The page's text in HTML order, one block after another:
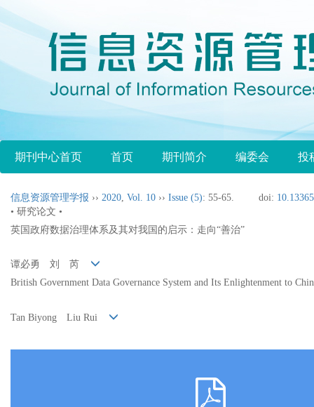
期刊中心首页 首页 期刊简介 编委会 投
信息资源管理学报 ›› 2020, Vol. 10 ›› Issue (5): 55-65. doi:
• 研究论文 •
英国政府数据治理体系及其对我国的启示：走向“善治”
谭必勇 刘 芮
British Government Data Governance System and Its Enlightenment to
Tan Biyong Liu Rui